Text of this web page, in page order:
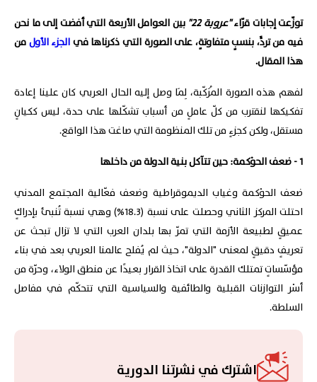
توزّعت إجابات قرّاء"عروبة 22"
بين العوامل الأربعة التي أفضت إلى ما نحن
فيه من تردٍّ، بنسبٍ متفاوتةٍ، على الصورة التي ذكرناها فيالجزء الأولمن
هذا المقال.
لفهم هذه الصورة المُرَكّبة، لِمَا وصل إليه الحال العربي كان علينا إعادة
تفكيكها لنقترب من كلّ عاملٍ من أسباب تشكّلها على حدة، ليس ككيانٍ
مستقل، ولكن كجزءٍ من تلك المنظومة التي صاغت هذا الواقع.
1 - ضعف الحوْكمة: حين تتآكل بنية الدولة من داخلها
ضعف الحوْكمة وغياب الديموقراطية وضعف فعّالية المجتمع المدني
احتلت المركز الثاني وحصلت على نسبة (18.3%) وهي نسبة تُنبئ بإدراكٍ
عميقٍ لطبيعة الأزمة التي تمرّ بها بلدان العرب التي لا تزال تبحث عن
تعريفٍ دقيقٍ لمعنى "الدولة"، حيث لم يُفلح عالمنا العربي بعد في بناء
مؤسّساتٍ تمتلك القدرة على اتخاذ القرار بعيدًا عن منطق الولاء، وحرّة من
أسْر التوازنات القبلية والطائفية والسياسية التي تتحكّم في مفاصل
السلطة.
اشترك في نشرتنا الدورية